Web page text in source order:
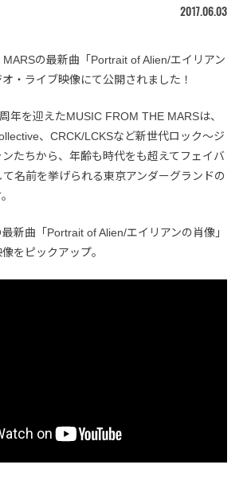
2017.06.03
の最新曲「Portrait of Alien/エイリアン
・ライブ映像にて公開されました！
年を迎えたMUSIC FROM THE MARSは、
、CRCK/LCKSなど新世代ロック〜ジ
たちから、年齢も時代をも超えてフェイバ
名前を挙げられる東京アンダーグランドの
新曲「Portrait of Alien/エイリアンの肖像」
をピックアップ。